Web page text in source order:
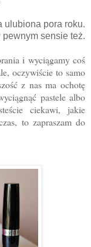
ulubiona pora roku.
sensie też.
i wyciągamy coś
oczywiście to samo
z nas ma ochotę
pastele albo
ciekawi, jakie
to zapraszam do